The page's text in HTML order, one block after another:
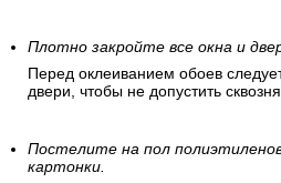
Плотно закройте все окна и
Перед оклеиванием обоев
двери, чтобы не допустить
Постелите на пол
картонки.